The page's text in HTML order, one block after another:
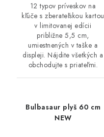
12 typov príveskov na
kľúče s zberateľskou kartou
v limitovanej edícii
približne 5,5 cm,
umiestnených v taške a
displeji. Nájdite všetkých a
obchodujte s priateľmi.
Bulbasaur plyš 60 cm
NEW